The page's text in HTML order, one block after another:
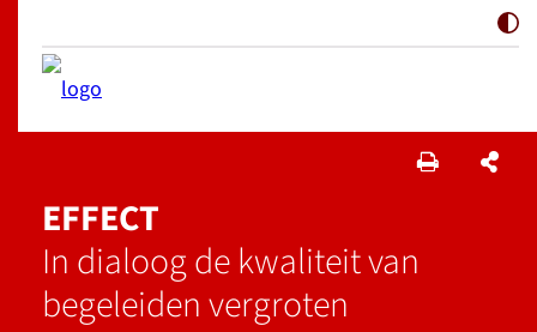
EFFECT
In dialoog de kwaliteit van
begeleiden vergroten